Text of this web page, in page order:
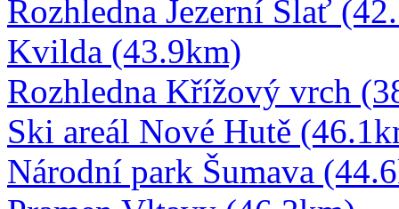
Rozhledna Jezerní Slať
Kvilda (43.9km)
Rozhledna Křížový vrch
Ski areál Nové Hutě
Národní park Šumava